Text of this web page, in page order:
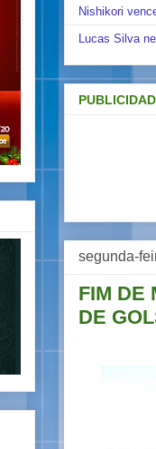
Nishikori
Lucas Silva
segunda-
FIM DE
DE